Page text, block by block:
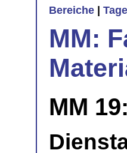
Bereiche Tage
MM:
MM